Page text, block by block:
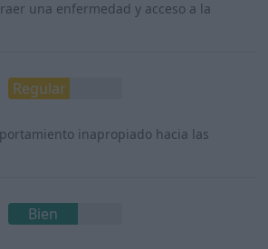
una enfermedad y acceso a la
Regular
inapropiado hacia las
Bien